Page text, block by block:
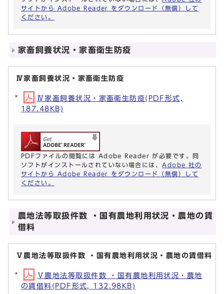
サイトから Adobe Reader をダウンロード（無償）して
ください。
家畜飼養状況・家畜衛生防疫
Ⅳ家畜飼養状況・家畜衛生防疫
Ⅳ家畜飼養状況・家畜衛生防疫(PDF形式,
187.48KB)
PDFファイルの閲覧には Adobe Reader が必要です。同
ソフトがインストールされていない場合には、 Adobe 社の
サイトから Adobe Reader をダウンロード（無償）して
ください。
農地法等取扱件数 ・国有農地利用状況・農地の賃
借料
Ⅴ農地法等取扱件数 ・国有農地利用状況・農地の賃借料
Ⅴ農地法等取扱件数 ・国有農地利用状況・農地
の賃借料(PDF形式, 132.98KB)